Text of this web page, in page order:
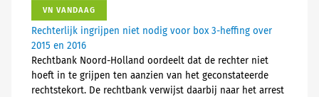
VN VANDAAG
Rechterlijk ingrijpen niet nodig voor box 3-heffing over
2015 en 2016
Rechtbank Noord-Holland oordeelt dat de rechter niet
hoeft in te grijpen ten aanzien van het geconstateerde
rechtstekort. De rechtbank verwijst daarbij naar het arrest